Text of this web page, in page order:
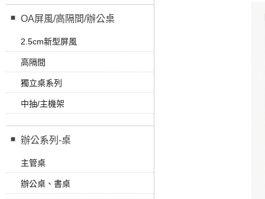
OA屏風/高隔間/辦公桌
2.5cm新型屏風
高隔間
獨立桌系列
中抽/主機架
辦公系列-桌
主管桌
辦公桌、書桌